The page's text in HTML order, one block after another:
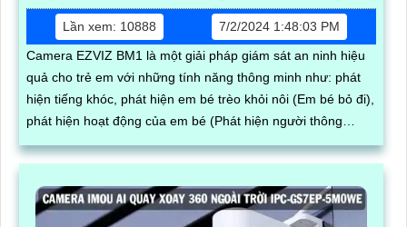
Lần xem: 10888
7/2/2024 1:48:03 PM
Camera EZVIZ BM1 là một giải pháp giám sát an ninh hiệu
quả cho trẻ em với những tính năng thông minh như: phát
hiện tiếng khóc, phát hiện em bé trèo khỏi nôi (Em bé bỏ đi),
phát hiện hoạt động của em bé (Phát hiện người thông
minh).